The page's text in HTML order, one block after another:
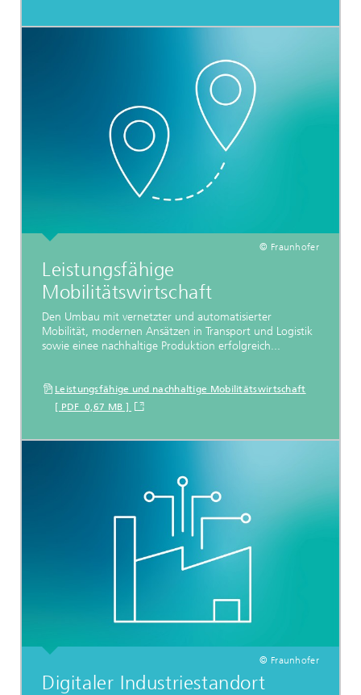
© Fraunhofer
Leistungsfähige
Mobilitätswirtschaft
Den Umbau mit vernetzter und automatisierter
Mobilität, modernen Ansätzen in Transport und Logistik
sowie einee nachhaltige Produktion erfolgreich...
Leistungsfähige und nachhaltige Mobilitätswirtschaft
[ PDF 0,67 MB ]
© Fraunhofer
Digitaler Industriestandort